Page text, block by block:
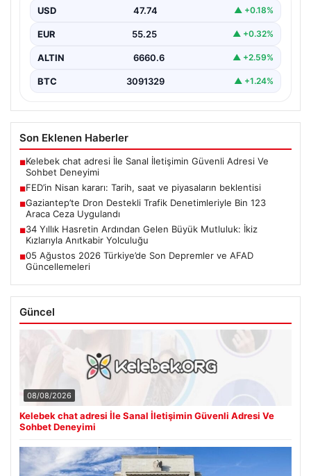
kararı yatırımcılar tarafından yakından takip ediliyor.…
USD 47.74 ▲ +0.18%
EUR 55.25 ▲ +0.32%
ALTIN 6660.6 ▲ +2.59%
BTC 3091329 ▲ +1.24%
Son Eklenen Haberler
■Kelebek chat adresi İle Sanal İletişimin Güvenli Adresi Ve
Sohbet Deneyimi
■FED’in Nisan kararı: Tarih, saat ve piyasaların beklentisi
■Gaziantep’te Dron Destekli Trafik Denetimleriyle Bin 123
Araca Ceza Uygulandı
■34 Yıllık Hasretin Ardından Gelen Büyük Mutluluk: İkiz
Kızlarıyla Anıtkabir Yolculuğu
■05 Ağustos 2026 Türkiye’de Son Depremler ve AFAD
Güncellemeleri
Güncel
08/08/2026
Kelebek chat adresi İle Sanal İletişimin Güvenli Adresi Ve
Sohbet Deneyimi